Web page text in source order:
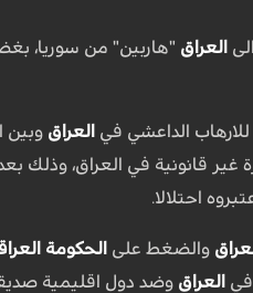
العراق "هاربين" من سوريا،
للارهاب الداعشي في العراق وبين
غير قانونية في العراق،
احتلالا.
والضغط على الحكومة
في العراق وضد دول اقليمية